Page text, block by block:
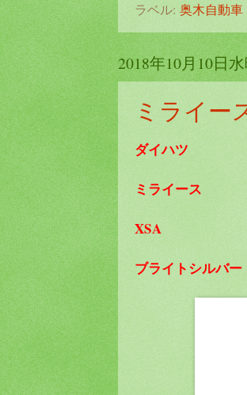
ラベル: 奥木自動車
2018年10月10日
ミライー
ダイハツ
ミライース
XSA
ブライトシルバー